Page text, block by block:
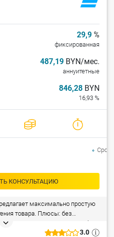
3.0
29,9 %
фиксированная
487,19 BYN/мес.
аннуитетные
846,28 BYN
16,93 %
КОНСУЛЬТАЦИЮ
Срок
максимально простую
товара. Плюсы: без
до 100% стоимости товара, без
справок и поручителей,